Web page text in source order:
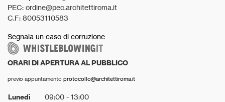
PEC: ordine@pec.architettiroma.it
C.F: 80053110583
Segnala un caso di corruzione
ORARI DI APERTURA AL PUBBLICO
previo appuntamento protocollo@architettiroma.it
Lunedì
09:00 - 13:00